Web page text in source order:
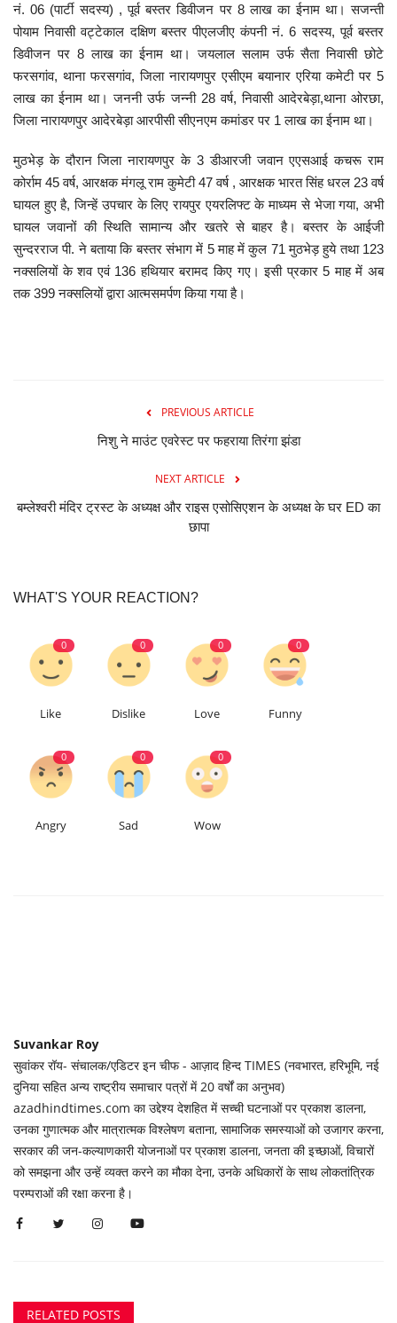
नं. 06 (पार्टी सदस्य) , पूर्व बस्तर डिवीजन पर 8 लाख का ईनाम था। सजन्ती
पोयाम निवासी वट्टेकाल दक्षिण बस्तर पीएलजीए कंपनी नं. 6 सदस्य, पूर्व बस्तर
डिवीजन पर 8 लाख का ईनाम था। जयलाल सलाम उर्फ सैता निवासी छोटे
फरसगांव, थाना फरसगांव, जिला नारायणपुर एसीएम बयानार एरिया कमेटी पर 5
लाख का ईनाम था। जननी उर्फ जन्नी 28 वर्ष, निवासी आदेरबेड़ा,थाना ओरछा,
जिला नारायणपुर आदेरबेड़ा आरपीसी सीएनएम कमांडर पर 1 लाख का ईनाम था।
मुठभेड़ के दौरान जिला नारायणपुर के 3 डीआरजी जवान एएसआई कचरू राम
कोर्राम 45 वर्ष, आरक्षक मंगलू राम कुमेटी 47 वर्ष , आरक्षक भारत सिंह धरल 23 वर्ष
घायल हुए है, जिन्हें उपचार के लिए रायपुर एयरलिफ्ट के माध्यम से भेजा गया, अभी
घायल जवानों की स्थिति सामान्य और खतरे से बाहर है। बस्तर के आईजी
सुन्दरराज पी. ने बताया कि बस्तर संभाग में 5 माह में कुल 71 मुठभेड़ हुये तथा 123
नक्सलियों के शव एवं 136 हथियार बरामद किए गए। इसी प्रकार 5 माह में अब
तक 399 नक्सलियों द्वारा आत्मसमर्पण किया गया है।
PREVIOUS ARTICLE
निशु ने माउंट एवरेस्ट पर फहराया तिरंगा झंडा
NEXT ARTICLE
बम्लेश्वरी मंदिर ट्रस्ट के अध्यक्ष और राइस एसोसिएशन के अध्यक्ष के घर ED का
छापा
WHAT'S YOUR REACTION?
0
Like
0
Dislike
0
Love
0
Funny
0
Angry
0
Sad
0
Wow
Suvankar Roy
सुवांकर रॉय- संचालक/एडिटर इन चीफ - आज़ाद हिन्द TIMES (नवभारत, हरिभूमि, नई
दुनिया सहित अन्य राष्ट्रीय समाचार पत्रों में 20 वर्षों का अनुभव)
azadhindtimes.com का उद्देश्य देशहित में सच्ची घटनाओं पर प्रकाश डालना,
उनका गुणात्मक और मात्रात्मक विश्लेषण बताना, सामाजिक समस्याओं को उजागर करना,
सरकार की जन-कल्याणकारी योजनाओं पर प्रकाश डालना, जनता की इच्छाओं, विचारों
को समझना और उन्हें व्यक्त करने का मौका देना, उनके अधिकारों के साथ लोकतांत्रिक
परम्पराओं की रक्षा करना है।
RELATED POSTS